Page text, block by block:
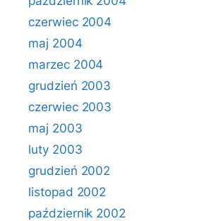
czerwiec 2004
maj 2004
marzec 2004
grudzień 2003
czerwiec 2003
maj 2003
luty 2003
grudzień 2002
listopad 2002
październik 2002